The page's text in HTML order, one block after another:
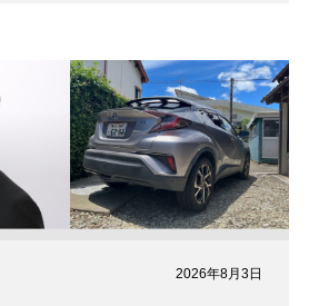
2026年8月3日